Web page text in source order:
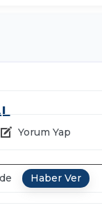
Yorum Yap